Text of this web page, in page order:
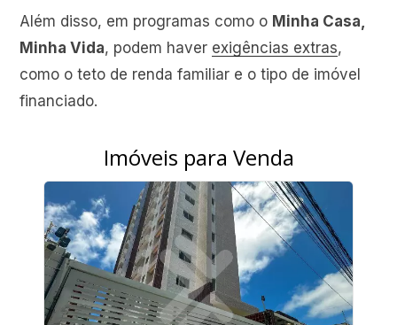
Além disso, em programas como o Minha Casa,
Minha Vida, podem haver exigências extras,
como o teto de renda familiar e o tipo de imóvel
financiado.